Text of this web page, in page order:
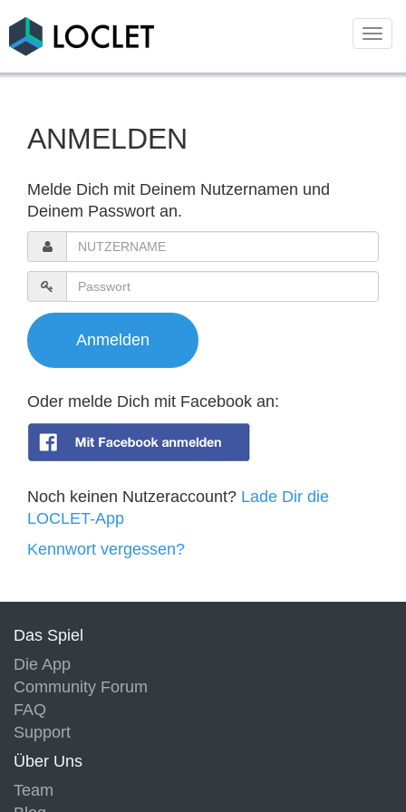
LOCLET
ANMELDEN
Melde Dich mit Deinem Nutzernamen und
Deinem Passwort an.
Oder melde Dich mit Facebook an:
Noch keinen Nutzeraccount? Lade Dir die
LOCLET-App
Kennwort vergessen?
Das Spiel
Die App
Community Forum
FAQ
Support
Über Uns
Team